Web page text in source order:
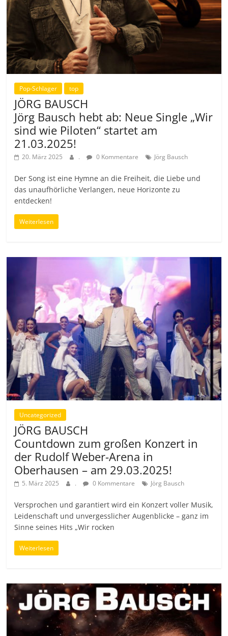
Pop-Schlager top
JÖRG BAUSCH
Jörg Bausch hebt ab: Neue Single „Wir
sind wie Piloten“ startet am
21.03.2025!
20. März 2025 . 0 Kommentare Jörg Bausch
Der Song ist eine Hymne an die Freiheit, die Liebe und
das unaufhörliche Verlangen, neue Horizonte zu
entdecken!
Weiterlesen
Uncategorized
JÖRG BAUSCH
Countdown zum großen Konzert in
der Rudolf Weber-Arena in
Oberhausen – am 29.03.2025!
5. März 2025 . 0 Kommentare Jörg Bausch
Versprochen und garantiert wird ein Konzert voller Musik,
Leidenschaft und unvergesslicher Augenblicke – ganz im
Sinne seines Hits „Wir rocken
Weiterlesen